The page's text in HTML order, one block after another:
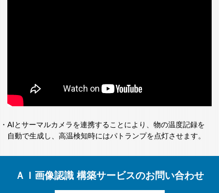
・AIとサーマルカメラを連携することにより、物の温度記録を
自動で生成し、高温検知時にはパトランプを点灯させます。
ＡＩ画像認識 構築サービスのお問い合わせ